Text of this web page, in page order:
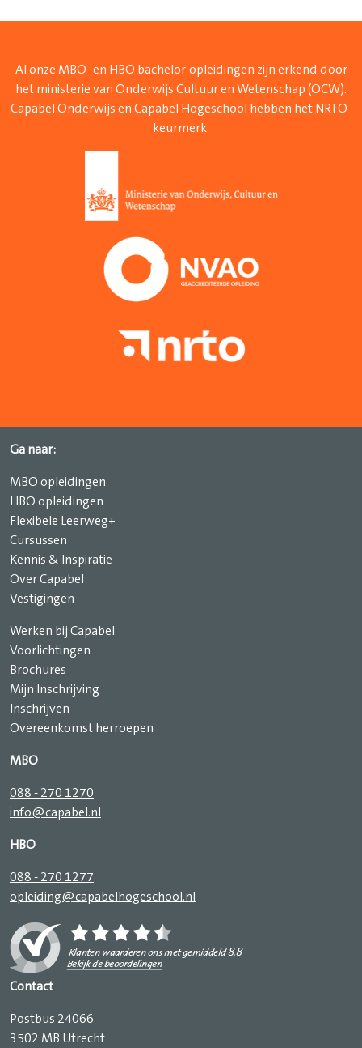
Al onze MBO- en HBO bachelor-opleidingen zijn erkend door
het ministerie van Onderwijs Cultuur en Wetenschap (OCW).
Capabel Onderwijs en Capabel Hogeschool hebben het NRTO-
keurmerk.
Ga naar:
MBO opleidingen
HBO opleidingen
Flexibele Leerweg+
Cursussen
Kennis & Inspiratie
Over Capabel
Vestigingen
Werken bij Capabel
Voorlichtingen
Brochures
Mijn Inschrijving
Inschrijven
Overeenkomst herroepen
MBO
088 - 270 1270
info@capabel.nl
HBO
088 - 270 1277
opleiding@capabelhogeschool.nl
Contact
Postbus 24066
3502 MB Utrecht